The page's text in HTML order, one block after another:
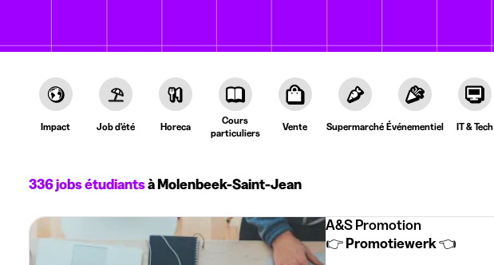
Impact Job d'été Horeca
Cours
particuliers
Vente Supermarché Événementiel IT & Tech
336 jobs étudiantsà Molenbeek-Saint-Jean
A&S Promotion
👉 Promotiewerk 👈